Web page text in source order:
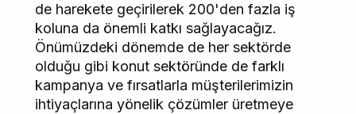
de harekete geçirilerek 200'den fazla iş
koluna da önemli katkı sağlayacağız.
Önümüzdeki dönemde de her sektörde
olduğu gibi konut sektöründe de farklı
kampanya ve fırsatlarla müşterilerimizin
ihtiyaçlarına yönelik çözümler üretmeye